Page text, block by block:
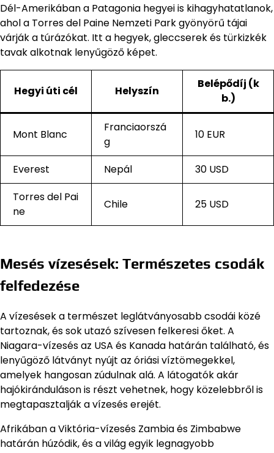
Dél-Amerikában a Patagonia hegyei is kihagyhatatlanok,
ahol a Torres del Paine Nemzeti Park gyönyörű tájai
várják a túrázókat. Itt a hegyek, gleccserek és türkizkék
tavak alkotnak lenyűgöző képet.
Hegyi úti cél Helyszín
Belépődíj (k
b.)
Mont Blanc
Franciaorszá
g
10 EUR
Everest Nepál
30 USD
Torres del Pai
ne
Chile 25 USD
Mesés vízesések: Természetes csodák
felfedezése
A vízesések a természet leglátványosabb csodái közé
tartoznak, és sok utazó szívesen felkeresi őket. A
Niagara-vízesés az USA és Kanada határán található, és
lenyűgöző látványt nyújt az óriási víztömegekkel,
amelyek hangosan zúdulnak alá. A látogatók akár
hajókiránduláson is részt vehetnek, hogy közelebbről is
megtapasztalják a vízesés erejét.
Afrikában a Viktória-vízesés Zambia és Zimbabwe
határán húzódik, és a világ egyik legnagyobb